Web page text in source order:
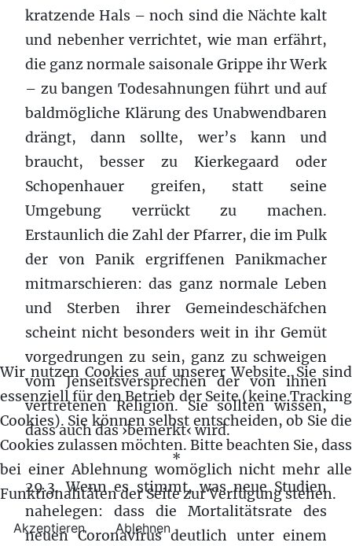
kratzende Hals – noch sind die Nächte kalt
und nebenher verrichtet, wie man erfährt,
die ganz normale saisonale Grippe ihr Werk
– zu bangen Todesahnungen führt und auf
baldmögliche Klärung des Unabwendbaren
drängt, dann sollte, wer’s kann und
braucht, besser zu Kierkegaard oder
Schopenhauer greifen, statt seine
Umgebung verrückt zu machen.
Erstaunlich die Zahl der Pfarrer, die im Pulk
der von Panik ergriffenen Panikmacher
mitmarschieren: das ganz normale Leben
und Sterben ihrer Gemeindeschäfchen
scheint nicht besonders weit in ihr Gemüt
vorgedrungen zu sein, ganz zu schweigen
vom Jenseitsversprechen der von ihnen
vertretenen Religion. Sie sollten wissen,
dass auch das ›bemerkt‹ wird.
*
29.3. Wenn es stimmt, was neue Studien
nahelegen: dass die Mortalitätsrate des
neuen Coronavirus deutlich unter einem
Wir nutzen Cookies auf unserer Website. Sie sind
essenziell für den Betrieb der Seite (keine Tracking
Cookies). Sie können selbst entscheiden, ob Sie die
Cookies zulassen möchten. Bitte beachten Sie, dass
bei einer Ablehnung womöglich nicht mehr alle
Funktionalitäten der Seite zur Verfügung stehen.
Akzeptieren Ablehnen